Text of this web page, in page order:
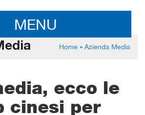
MENU
Home » Azienda Media
ecco le
cinesi per